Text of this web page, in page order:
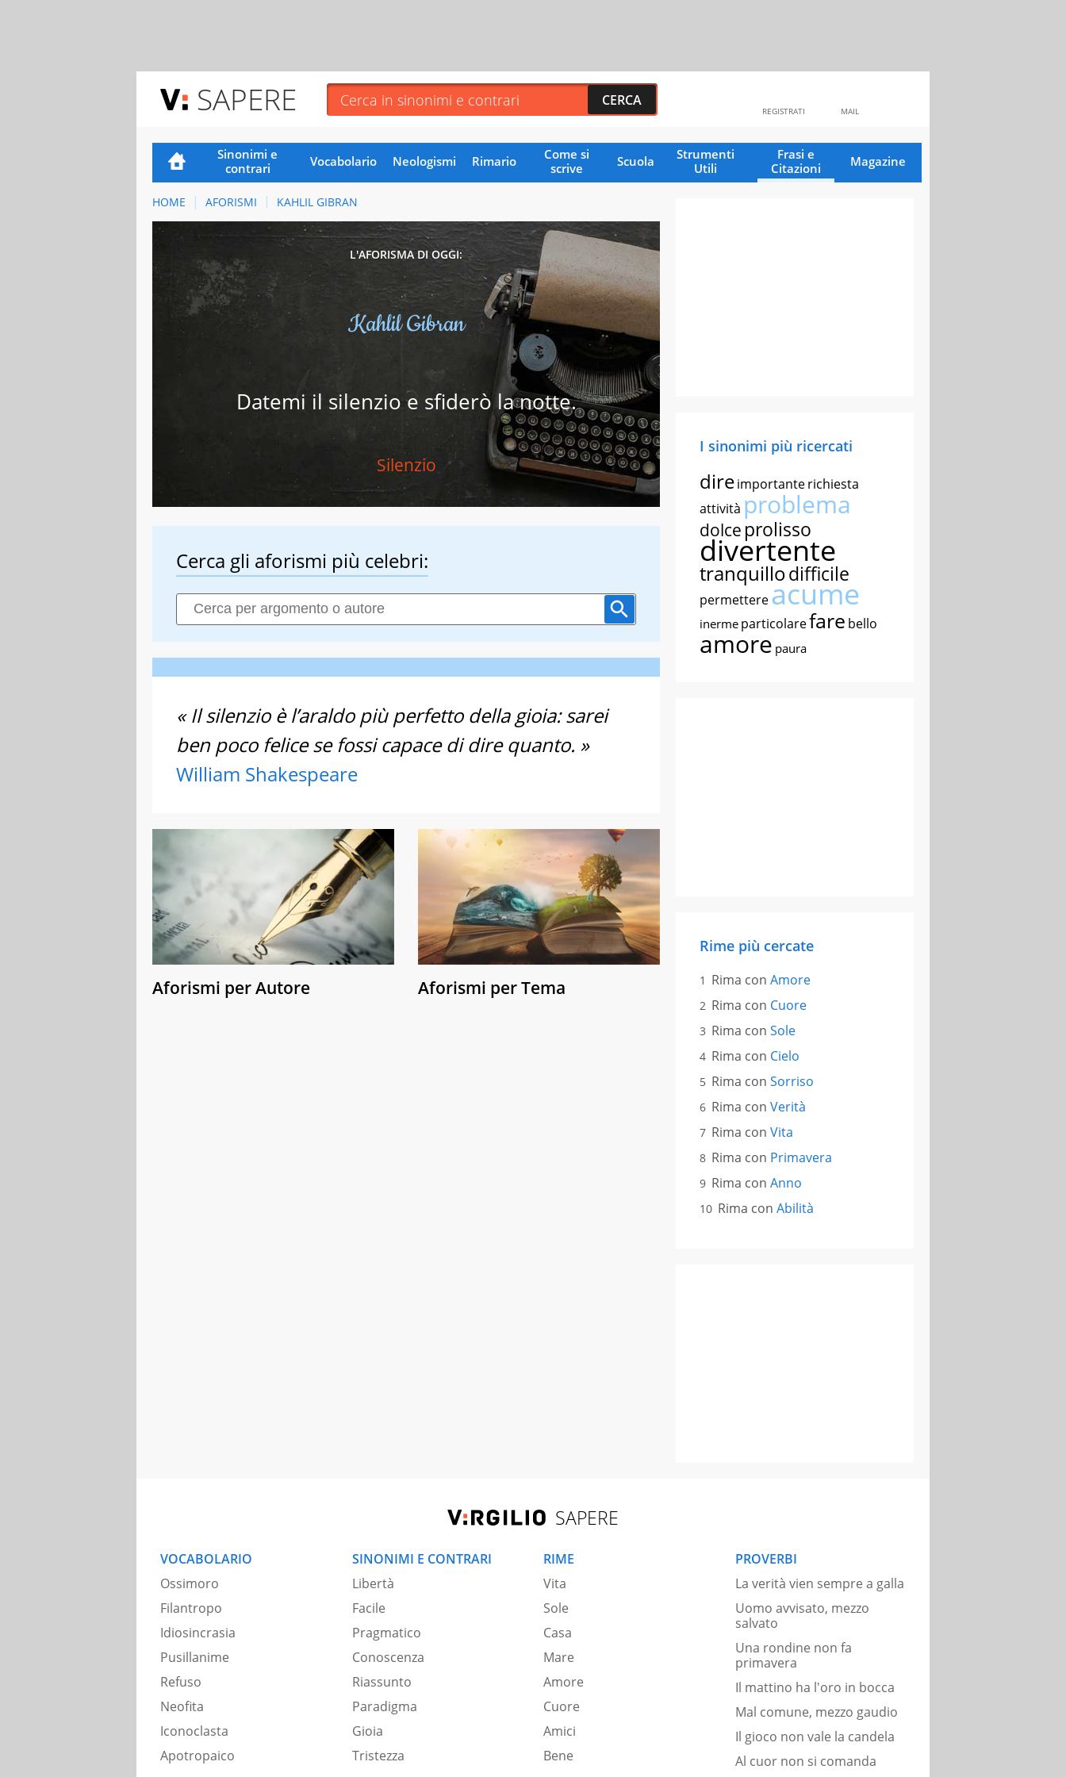
SAPERE MAIL
REGISTRATI
Sinonimi e
contrari
Vocabolario Neologismi Rimario
Come si
scrive
Scuola
Strumenti
Utili
Frasi e
Citazioni
Magazine
HOME AFORISMI KAHLIL GIBRAN
L'AFORISMA DI OGGI:
Kahlil Gibran
Datemi il silenzio e sfiderò la notte.
Silenzio
Cerca gli aforismi più celebri:
« Il silenzio è l’araldo più perfetto della gioia: sarei
ben poco felice se fossi capace di dire quanto. »
William Shakespeare
Aforismi per Autore Aforismi per Tema
I sinonimi più ricercati
direimportanterichiesta
attività problema
dolce prolisso
divertente
tranquillodifficile
permettereacume
inerme particolarefare bello
amore paura
Rime più cercate
Rima con Amore
Rima con Cuore
Rima con Sole
Rima con Cielo
Rima con Sorriso
Rima con Verità
Rima con Vita
Rima con Primavera
Rima con Anno
Rima con Abilità
SAPERE
VOCABOLARIO
Ossimoro
Filantropo
Idiosincrasia
Pusillanime
Refuso
Neofita
Iconoclasta
Apotropaico
SINONIMI E CONTRARI
Libertà
Facile
Pragmatico
Conoscenza
Riassunto
Paradigma
Gioia
Tristezza
RIME
Vita
Sole
Casa
Mare
Amore
Cuore
Amici
Bene
PROVERBI
La verità vien sempre a galla
Uomo avvisato, mezzo
salvato
Una rondine non fa
primavera
Il mattino ha l'oro in bocca
Mal comune, mezzo gaudio
Il gioco non vale la candela
Al cuor non si comanda